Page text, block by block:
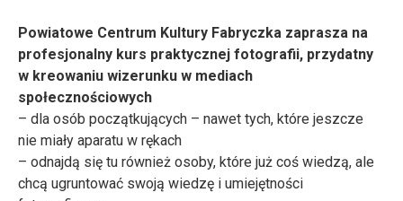
Powiatowe Centrum Kultury Fabryczka zaprasza na
profesjonalny kurs praktycznej fotografii, przydatny
w kreowaniu wizerunku w mediach
społecznościowych
– dla osób początkujących – nawet tych, które jeszcze
nie miały aparatu w rękach
– odnajdą się tu również osoby, które już coś wiedzą, ale
chcą ugruntować swoją wiedzę i umiejętności